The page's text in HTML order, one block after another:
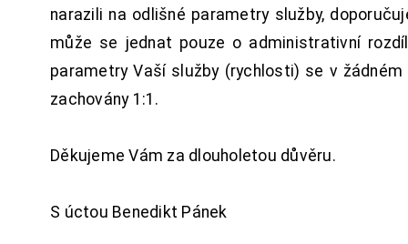
narazili na odlišné parametry služby,
může se jednat pouze o administrativní
parametry Vaší služby (rychlosti) se v
zachovány 1:1.
Děkujeme Vám za dlouholetou důvěru.
S úctou Benedikt Pánek